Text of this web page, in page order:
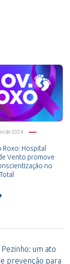
de 2024
Roxo: Hospital
Vento promove
no
um ato
prevenção para